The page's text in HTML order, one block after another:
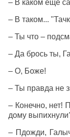
– В каком еще
– В таком...
– Ты что –
– Да брось ты,
– О, Боже!
– Ты правда не
– Конечно, нет!
дому
– Пдожди,